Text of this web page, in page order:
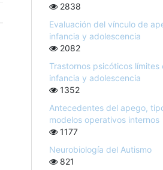
2838
Evaluación del vínculo de
infancia y adolescencia
2082
Trastornos psicóticos límites
infancia y adolescencia
1352
Antecedentes del apego,
modelos operativos internos
1177
Neurobiología del Autismo
821